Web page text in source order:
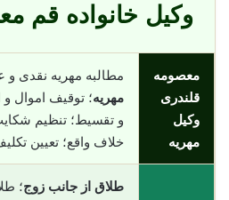
وکیل خانواده قم
معصومه
قلندری
وکیل
مهریه
مطالبه مهریه نقدی و
مهریه؛ توقیف اموال
و تقسیط؛ تنظیم
خلاف واقع؛ تعیین
طلاق از جانب زوج؛